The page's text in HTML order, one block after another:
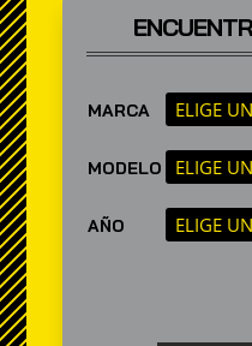
MARCA
MODELO
AÑO